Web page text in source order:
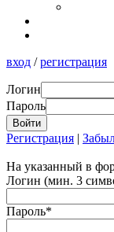
вход /регистрация
Логин
Пароль
Регистрация |
На указанный в
Логин (мин. 3
Пароль*